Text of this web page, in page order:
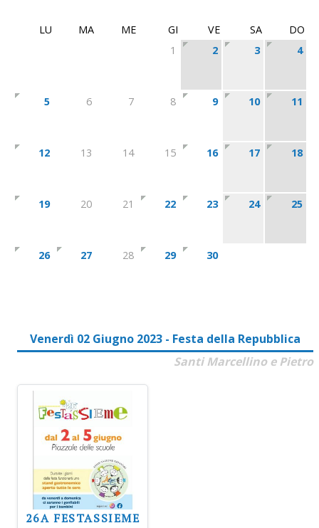
LU MA ME GI VE SA
DO
1
2 3 4
5 6 7 8 9 10 11
12 13 14 15 16 17 18
19 20 21 22 23 24 25
26 27 28 29 30
Venerdì 02 Giugno 2023 - Festa della Repubblica
Santi Marcellino e Pietro
26A FESTASSIEME